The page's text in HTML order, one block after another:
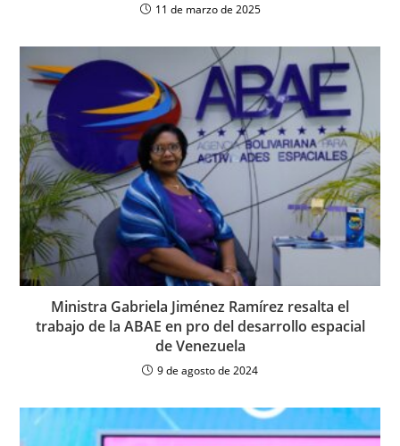
11 de marzo de 2025
Ministra Gabriela Jiménez Ramírez resalta el
trabajo de la ABAE en pro del desarrollo espacial
de Venezuela
9 de agosto de 2024